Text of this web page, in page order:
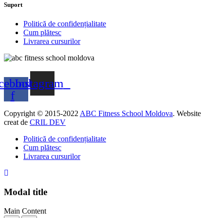
Suport
Politică de confidențialitate
Cum plătesc
Livrarea cursurilor
f
Instagram
Copyright © 2015-2022 ABC Fitness School Moldova. Website
creat de CRIL DEV
Politică de confidențialitate
Cum plătesc
Livrarea cursurilor
Modal title
Main Content